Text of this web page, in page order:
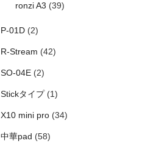
ronzi A3 (39)
P-01D(2)
R-Stream (42)
SO-04E(2)
Stickタイプ(1)
X10 mini pro(34)
中華pad (58)